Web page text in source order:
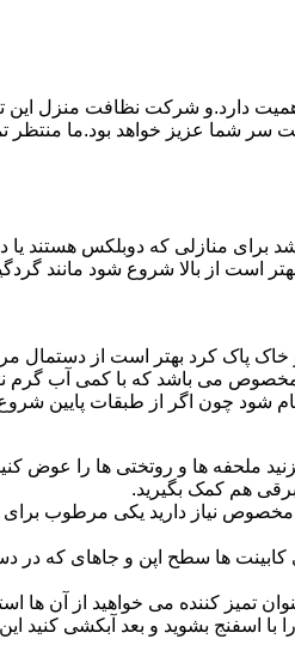
شرکت نظافت منزل این
شما عزیز خواهد بود.ما
برای منازلی که دوبلکس هستند
است از بالا شروع شود مانند
و خاک پاک کرد بهتر است از
مخصوص می باشد که با کمی آب
شود چون اگر از طبقات
ملحفه ها و روتختی ها را عوض
هم کمک بگیرید.
مخصوص نیاز دارید یکی مرطوب
ها سطح اپن و جاهای که در
تمیز کننده می خواهید از آن
با اسفنج بشوید و بعد آبکشی